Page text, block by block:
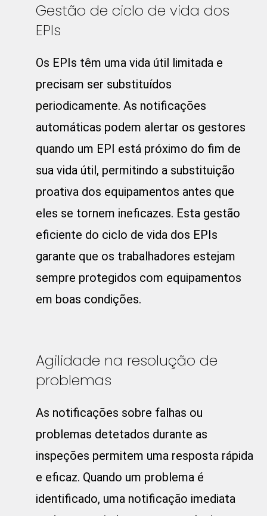
Gestão de ciclo de vida dos
EPIs
Os EPIs têm uma vida útil limitada e
precisam ser substituídos
periodicamente. As notificações
automáticas podem alertar os gestores
quando um EPI está próximo do fim de
sua vida útil, permitindo a substituição
proativa dos equipamentos antes que
eles se tornem ineficazes. Esta gestão
eficiente do ciclo de vida dos EPIs
garante que os trabalhadores estejam
sempre protegidos com equipamentos
em boas condições.
Agilidade na resolução de
problemas
As notificações sobre falhas ou
problemas detetados durante as
inspeções permitem uma resposta rápida
e eficaz. Quando um problema é
identificado, uma notificação imediata